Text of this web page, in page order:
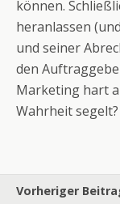
können.
heranlassen
und seiner
den
Marketing hart
Wahrheit segelt?
Vorheriger